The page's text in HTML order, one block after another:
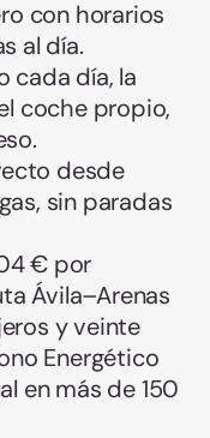
con horarios
al día.
cada día, la
coche propio,
desde
sin paradas
€ por
Ávila–Arenas
y veinte
Energético
en más de 150